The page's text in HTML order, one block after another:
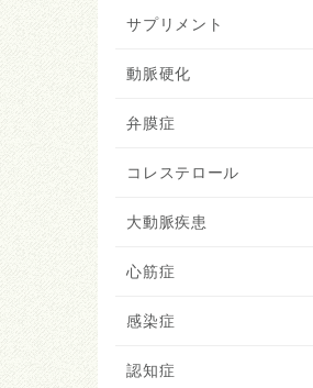
サプリメント
動脈硬化
弁膜症
コレステロール
大動脈疾患
心筋症
感染症
認知症